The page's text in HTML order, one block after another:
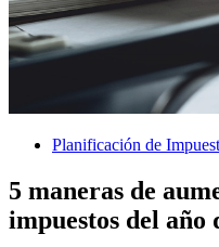
Planificación de
5 maneras de
impuestos del año